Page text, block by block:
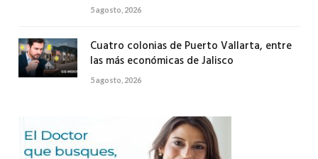
5 agosto, 2026
Cuatro colonias de Puerto Vallarta, entre
las más económicas de Jalisco
5 agosto, 2026